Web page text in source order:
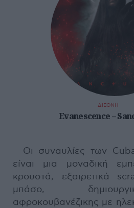
ΔΙΕΘΝΗ
Evanescence –
Οι συναυλίες των
είναι μια μοναδική
κρουστά, εξαιρετικά
μπάσο,
αφροκουβανέζικης με